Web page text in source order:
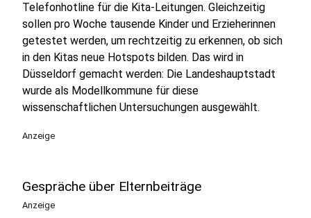
Telefonhotline für die Kita-Leitungen. Gleichzeitig
sollen pro Woche tausende Kinder und Erzieherinnen
getestet werden, um rechtzeitig zu erkennen, ob sich
in den Kitas neue Hotspots bilden. Das wird in
Düsseldorf gemacht werden: Die Landeshauptstadt
wurde als Modellkommune für diese
wissenschaftlichen Untersuchungen ausgewählt.
Anzeige
Gespräche über Elternbeiträge
Anzeige